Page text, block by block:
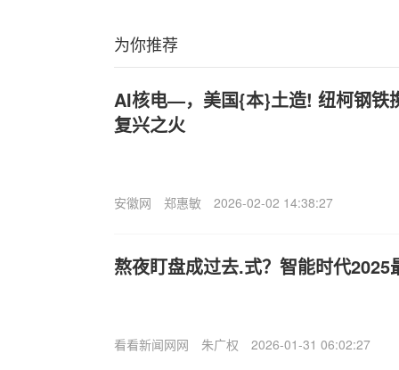
为你推荐
AI核电—，美国{本}土造! 纽柯钢铁
复兴之火
安徽网 郑惠敏 2026-02-02 14:38:27
熬夜盯盘成过去.式？智能时代2025
看看新闻网网 朱广权 2026-01-31 06:02:27